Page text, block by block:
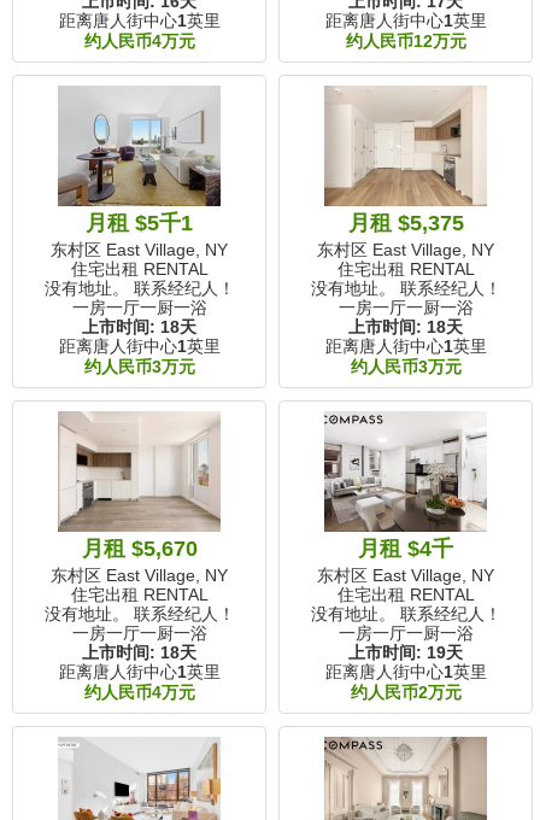
距离唐人街中心1英里
约人民币4万元
距离唐人街中心1英里
约人民币12万元
月租 $5千1
东村区 East Village, NY
住宅出租 RENTAL
没有地址。 联系经纪人！
一房一厅一厨一浴
上市时间: 18天
距离唐人街中心1英里
约人民币3万元
月租 $5,375
东村区 East Village, NY
住宅出租 RENTAL
没有地址。 联系经纪人！
一房一厅一厨一浴
上市时间: 18天
距离唐人街中心1英里
约人民币3万元
月租 $5,670
东村区 East Village, NY
住宅出租 RENTAL
没有地址。 联系经纪人！
一房一厅一厨一浴
上市时间: 18天
距离唐人街中心1英里
约人民币4万元
月租 $4千
东村区 East Village, NY
住宅出租 RENTAL
没有地址。 联系经纪人！
一房一厅一厨一浴
上市时间: 19天
距离唐人街中心1英里
约人民币2万元